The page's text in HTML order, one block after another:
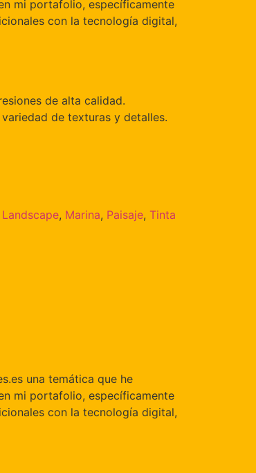
mi portafolio, específicamente
con la tecnología digital,
de alta calidad.
de texturas y detalles.
Landscape, Marina, Paisaje, Tinta
una temática que he
mi portafolio, específicamente
con la tecnología digital,